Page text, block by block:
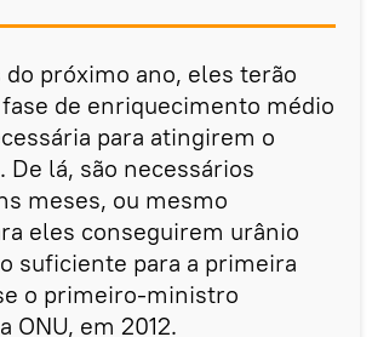
do próximo ano, eles terão
de enriquecimento médio
para atingirem o
De lá, são necessários
meses, ou mesmo
eles conseguirem urânio
suficiente para a primeira
o primeiro-ministro
ONU, em 2012.